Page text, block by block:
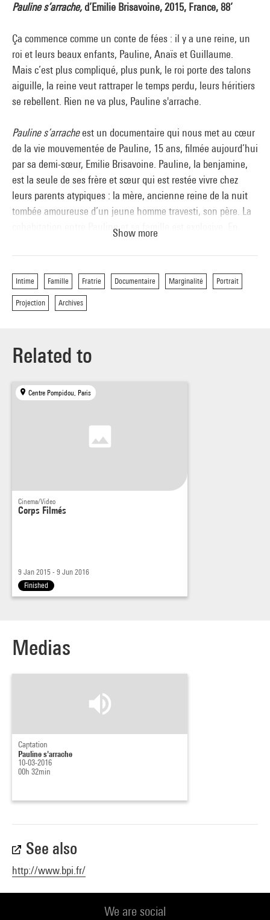
Pauline s’arrache,d’Emilie Brisavoine, 2015, France, 88’
Ça commence comme un conte de fées : il y a une reine, un
roi et leurs beaux enfants, Pauline, Anaïs et Guillaume.
Mais c’est plus compliqué, plus punk, le roi porte des talons
aiguille, la reine veut rattraper le temps perdu, leurs héritiers
se rebellent. Rien ne va plus, Pauline s'arrache.
Pauline s’arracheest un documentaire qui nous met au cœur
de la vie mouvementée de Pauline, 15 ans, filmée aujourd’hui
par sa demi-sœur, Emilie Brisavoine. Pauline, la benjamine,
est la seule de ses frère et sœur qui est restée vivre chez
leurs parents atypiques : la mère, ancienne reine de la nuit
tombée amoureuse d’un jeune homme travesti, son père. La
cohabitation entre Pauline et sa famille est explosive. En
familiales souvent cruelles, parfois tendres, toujours
inattendues.
Show more
Intime Famille Fratrie Documentaire Marginalité Portrait
Projection Archives
Related to
Centre Pompidou, Paris
Cinema/Video
Corps Filmés
9 Jan 2015 - 9 Jun 2016
Finished
Medias
Captation
Pauline s'arrache
10-03-2016
00h 32min
See also
http://www.bpi.fr/
We are social